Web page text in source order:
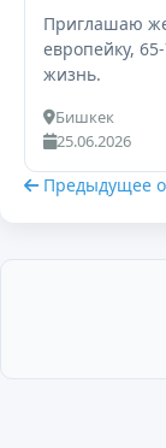
Приглашаю
европейку,
жизнь.
Бишкек
25.06.2026
Предыдущее